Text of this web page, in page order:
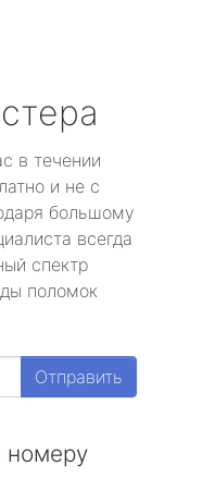
в течении
и не с
большому
всегда
спектр
поломок
Отправить
номеру